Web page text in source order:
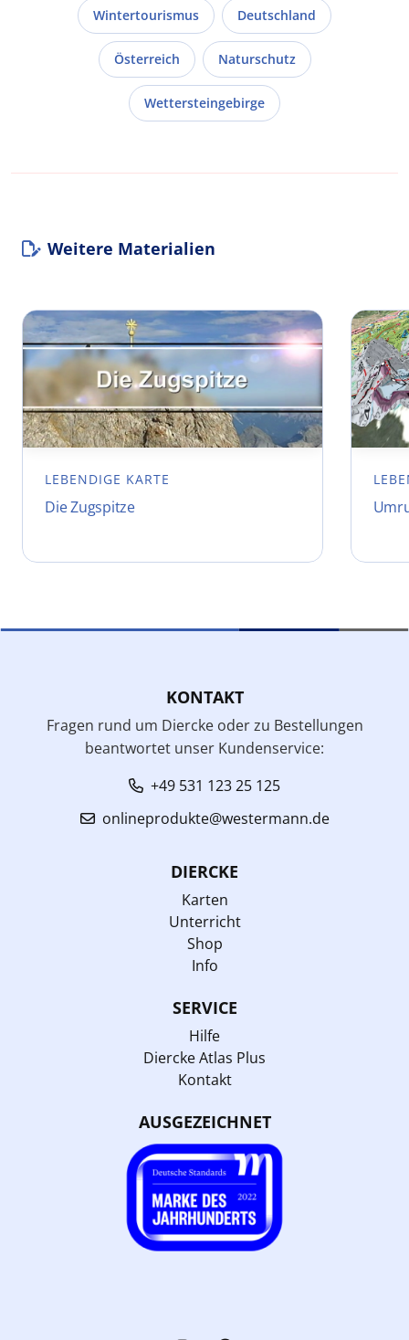
Wintertourismus Deutschland
Österreich Naturschutz
Wettersteingebirge
Weitere Materialien
LEBENDIGE KARTE
Die Zugspitze
KONTAKT
Fragen rund um Diercke oder zu Bestellungen
beantwortet unser Kundenservice:
+49 531 123 25 125
onlineprodukte@westermann.de
DIERCKE
Karten
Unterricht
Shop
Info
SERVICE
Hilfe
Diercke Atlas Plus
Kontakt
AUSGEZEICHNET